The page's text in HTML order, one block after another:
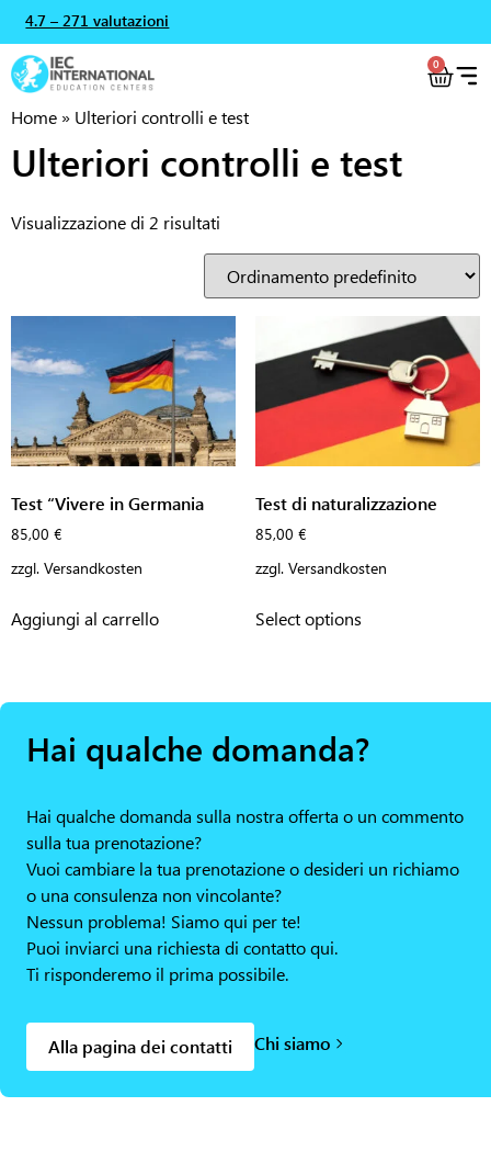
4.7 – 271 valutazioni
0
Home » Ulteriori controlli e test
Ulteriori controlli e test
Visualizzazione di 2 risultati
Test “Vivere in Germania
85,00 €
zzgl. Versandkosten
Aggiungi al carrello
Test di naturalizzazione
85,00 €
zzgl. Versandkosten
Select options
Hai qualche domanda?
Hai qualche domanda sulla nostra offerta o un commento
sulla tua prenotazione?
Vuoi cambiare la tua prenotazione o desideri un richiamo
o una consulenza non vincolante?
Nessun problema! Siamo qui per te!
Puoi inviarci una richiesta di contatto qui.
Ti risponderemo il prima possibile.
Alla pagina dei contatti Chi siamo